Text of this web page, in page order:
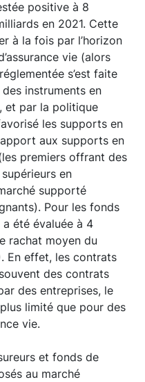
positive à 8
en 2021. Cette
à la fois par l’horizon
vie (alors
s’est faite
instruments en
et par la politique
les supports en
aux supports en
premiers offrant des
en
supporté
Pour les fonds
été évaluée à 4
rachat moyen du
En effet, les contrats
des contrats
des entreprises, le
limité que pour des
vie.
et fonds de
au marché